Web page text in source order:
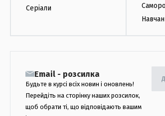
Серіали
Email - розсилка
Будьте в курсі всіх новин і оновлень!
Перейдіть на сторінку наших розсилок,
щоб обрати ті, що відповідають вашим